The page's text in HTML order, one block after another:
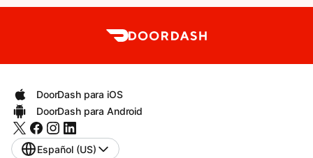
DoorDash para iOS
DoorDash para Android
Español (US)